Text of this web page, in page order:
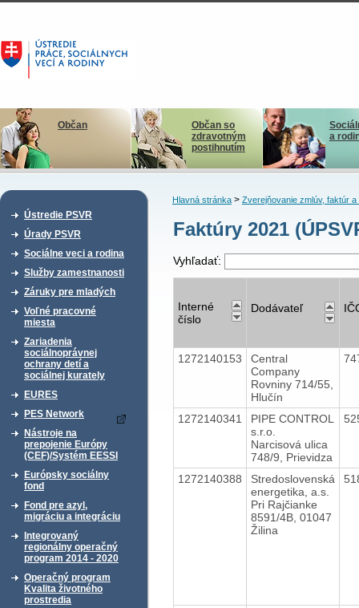
Občan
Občan so
zdravotným
postihnutím
a
Ústredie PSVR
Úrady PSVR
Sociálne veci a rodina
Služby zamestnanosti
Záruky pre mladých
Voľné pracovné
miesta
Zariadenia
sociálnoprávnej
ochrany detí a
sociálnej kurately
EURES
PES Network
Nástroje na
prepojenie Európy
(CEF)/Systém EESSI
Európsky sociálny
fond
Fond pre azyl,
migráciu a integráciu
Integrovaný
regionálny operačný
program 2014 - 2020
Operačný program
Kvalita životného
prostredia
Hlavná stránka> Zverejňovanie zmlúv, faktúr a
Faktúry 2021
Vyhľadať:
Interné
číslo
Dodávateľ
1272140153
Central
Company
Rovniny 714/55,
Hlučín
1272140341
PIPE CONTROL
s.r.o.
Narcisová ulica
748/9, Prievidza
1272140388
Stredoslovenská
energetika, a.s.
Pri Rajčianke
8591/4B, 01047
Žilina